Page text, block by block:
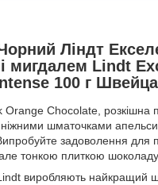
Ліндт
мигдалем Lindt
100 г
Chocolate, розкішна
шматочками
задоволення для
тонкою плиткою
виробляють найкращий